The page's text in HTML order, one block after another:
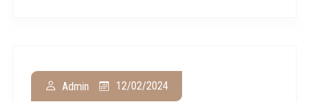
Admin 12/02/2024